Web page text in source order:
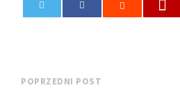
POPRZEDNI POST